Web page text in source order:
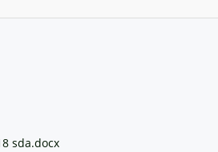
sda.docx